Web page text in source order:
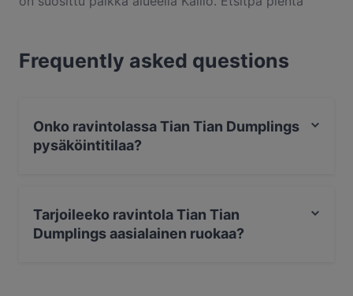
annoksiin ja kokea autenttinen aasialainen ruoka
kaupungissa Helsinki.
Frequently asked questions
Onko ravintolassa Tian Tian Dumplings
pysäköintitilaa?
Tarjoileeko ravintola Tian Tian
Dumplings aasialainen ruokaa?